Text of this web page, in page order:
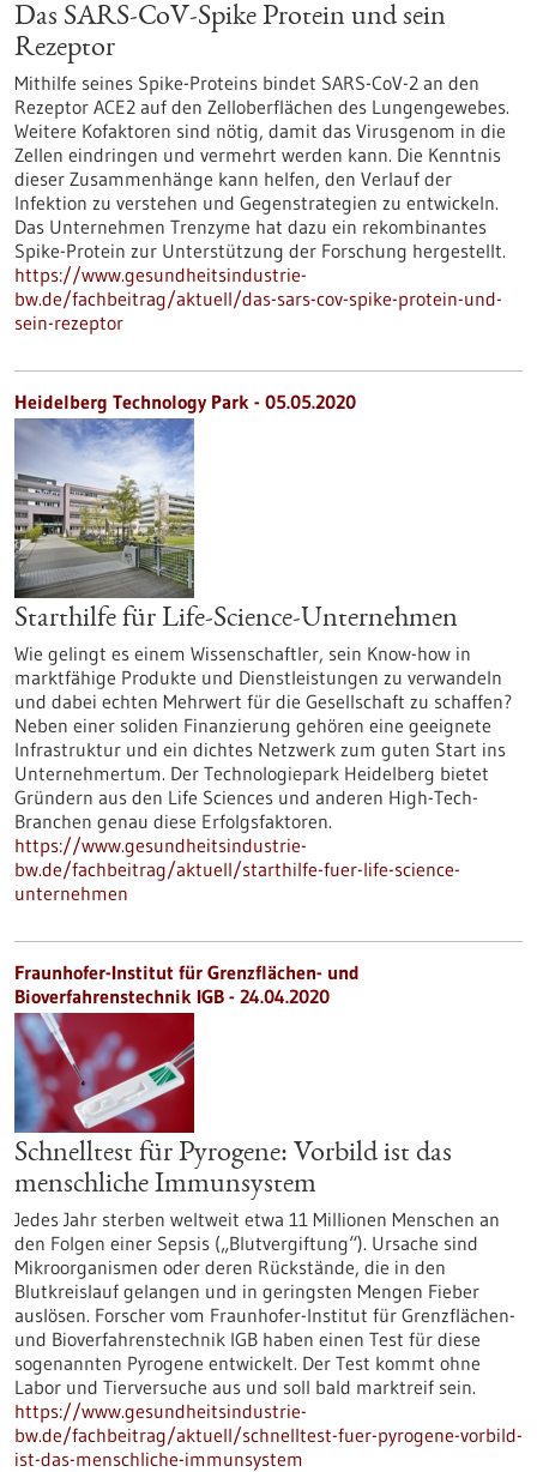
Das SARS-CoV-Spike Protein und sein
Rezeptor
Mithilfe seines Spike-Proteins bindet SARS-CoV-2 an den
Rezeptor ACE2 auf den Zelloberflächen des Lungengewebes.
Weitere Kofaktoren sind nötig, damit das Virusgenom in die
Zellen eindringen und vermehrt werden kann. Die Kenntnis
dieser Zusammenhänge kann helfen, den Verlauf der
Infektion zu verstehen und Gegenstrategien zu entwickeln.
Das Unternehmen Trenzyme hat dazu ein rekombinantes
Spike-Protein zur Unterstützung der Forschung hergestellt.
https://www.gesundheitsindustrie-
bw.de/fachbeitrag/aktuell/das-sars-cov-spike-protein-und-
sein-rezeptor
Heidelberg Technology Park - 05.05.2020
Starthilfe für Life-Science-Unternehmen
Wie gelingt es einem Wissenschaftler, sein Know-how in
marktfähige Produkte und Dienstleistungen zu verwandeln
und dabei echten Mehrwert für die Gesellschaft zu schaffen?
Neben einer soliden Finanzierung gehören eine geeignete
Infrastruktur und ein dichtes Netzwerk zum guten Start ins
Unternehmertum. Der Technologiepark Heidelberg bietet
Gründern aus den Life Sciences und anderen High-Tech-
Branchen genau diese Erfolgsfaktoren.
https://www.gesundheitsindustrie-
bw.de/fachbeitrag/aktuell/starthilfe-fuer-life-science-
unternehmen
Fraunhofer-Institut für Grenzflächen- und
Bioverfahrenstechnik IGB - 24.04.2020
Schnelltest für Pyrogene: Vorbild ist das
menschliche Immunsystem
Jedes Jahr sterben weltweit etwa 11 Millionen Menschen an
den Folgen einer Sepsis („Blutvergiftung“). Ursache sind
Mikroorganismen oder deren Rückstände, die in den
Blutkreislauf gelangen und in geringsten Mengen Fieber
auslösen. Forscher vom Fraunhofer-Institut für Grenzflächen-
und Bioverfahrenstechnik IGB haben einen Test für diese
sogenannten Pyrogene entwickelt. Der Test kommt ohne
Labor und Tierversuche aus und soll bald marktreif sein.
https://www.gesundheitsindustrie-
bw.de/fachbeitrag/aktuell/schnelltest-fuer-pyrogene-vorbild-
ist-das-menschliche-immunsystem